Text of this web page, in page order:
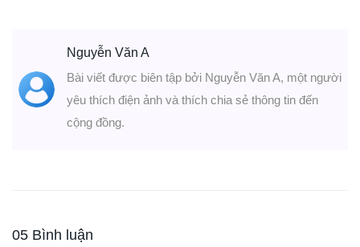
Nguyễn Văn A
Bài viết được biên tập bởi Nguyễn Văn A, một người
yêu thích điện ảnh và thích chia sẻ thông tin đến
cộng đồng.
05 Bình luận